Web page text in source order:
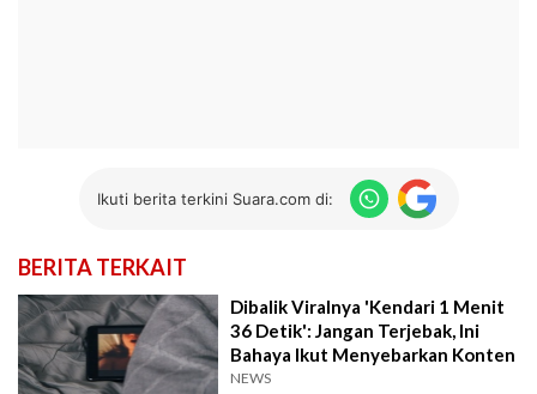
Ikuti berita terkini Suara.com di:
BERITA TERKAIT
Dibalik Viralnya 'Kendari 1 Menit
36 Detik': Jangan Terjebak, Ini
Bahaya Ikut Menyebarkan Konten
NEWS